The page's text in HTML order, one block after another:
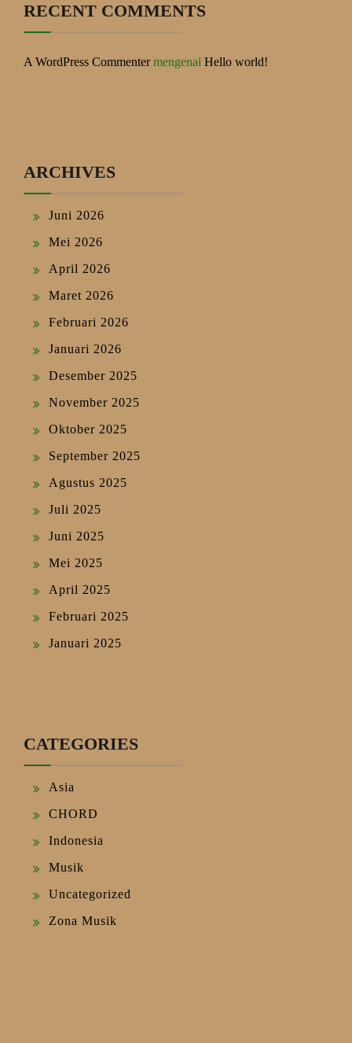
RECENT COMMENTS
A WordPress Commentermengenai Hello world!
ARCHIVES
Juni 2026
Mei 2026
April 2026
Maret 2026
Februari 2026
Januari 2026
Desember 2025
November 2025
Oktober 2025
September 2025
Agustus 2025
Juli 2025
Juni 2025
Mei 2025
April 2025
Februari 2025
Januari 2025
CATEGORIES
Asia
CHORD
Indonesia
Musik
Uncategorized
Zona Musik